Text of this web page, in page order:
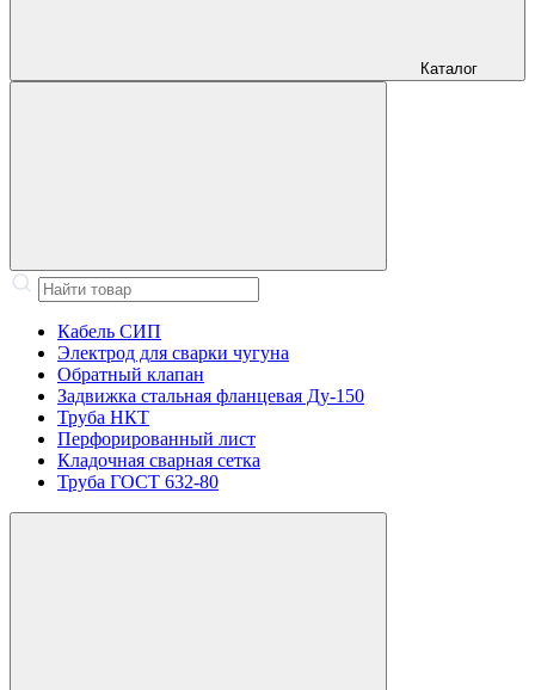
Каталог
Кабель СИП
Электрод для сварки чугуна
Обратный клапан
Задвижка стальная фланцевая Ду-150
Труба НКТ
Перфорированный лист
Кладочная сварная сетка
Труба ГОСТ 632-80